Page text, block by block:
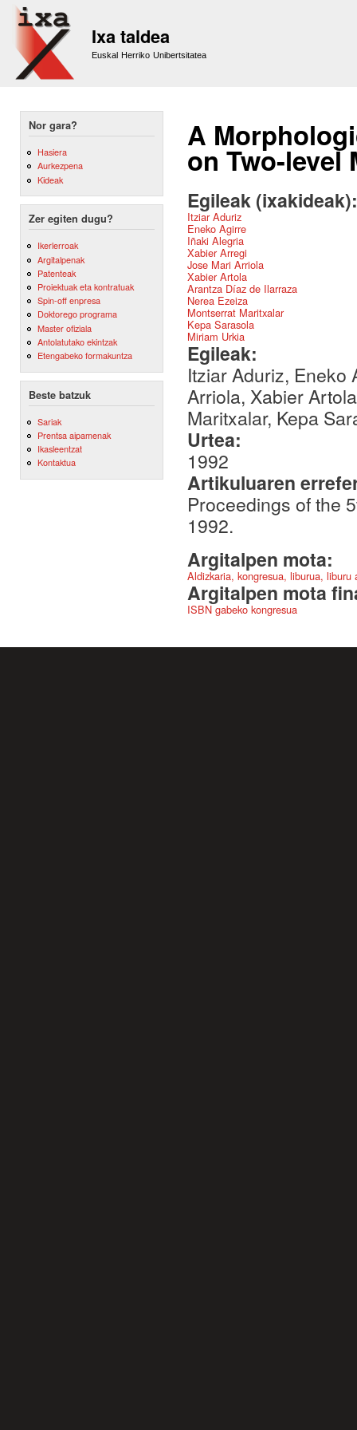
Ixa taldea
Euskal Herriko Unibertsitatea
Nor gara?
Hasiera
Aurkezpena
Kideak
Zer egiten dugu?
Ikerlerroak
Argitalpenak
Patenteak
Proiektuak eta kontratuak
Spin-off enpresa
Doktorego programa
Master ofiziala
Antolatutako ekintzak
Etengabeko formakuntza
Beste batzuk
Sariak
Prentsa aipamenak
Ikasleentzat
Kontaktua
A
on Two-level
Egileak
Itziar Aduriz
Eneko Agirre
Iñaki Alegria
Xabier Arregi
Jose Mari Arriola
Xabier Artola
Arantza Díaz de Ilarraza
Nerea Ezeiza
Montserrat Maritxalar
Kepa Sarasola
Miriam Urkia
Egileak:
Itziar Aduriz, Eneko
Arriola, Xabier
Maritxalar, Kepa
Urtea:
1992
Artikuluaren
Proceedings of the
1992.
Argitalpen mota:
Aldizkaria, kongresua, liburua,
Argitalpen mota
ISBN gabeko kongresua